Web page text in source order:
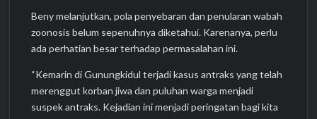
Beny melanjutkan, pola penyebaran dan penularan wabah
zoonosis belum sepenuhnya diketahui. Karenanya, perlu
ada perhatian besar terhadap permasalahan ini.
“Kemarin di Gunungkidul terjadi kasus antraks yang telah
merenggut korban jiwa dan puluhan warga menjadi
suspek antraks. Kejadian ini menjadi peringatan bagi kita